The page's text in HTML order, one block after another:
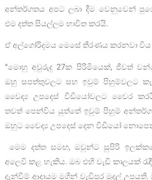
අන්තර්ගතය අපට ලබා දීම වෙනුවෙන්
එම දත්ත සියල්ලම භාවිත කරයි.
ඒ අල්ගෝරිදමය මෙසේ තීරණය කරනවා විය
“මොහු අවුරුදු 27ක පිරිමියෙක්, ජීවත්
ඔහු සපත්තුවලට සහ ඉවුම් පිහුම්වලට
වෛද්‍ය උපදෙස් වීඩියෝවලට වෛර
තවත් පෙන්විය යුත්තේ ඉවුම් පිහුම්
ඔහුට වෛද්‍ය උපදෙස් දෙන වීඩියෝ
මෙම දත්ත සමඟ, ඔවුන්ට සුපිරි
අලෙවි කළ හැකිය. ඔබ එහි වැඩි කාලයක්
දැන්වීම් ආදායම මගින් වැඩිපුර මුදල්